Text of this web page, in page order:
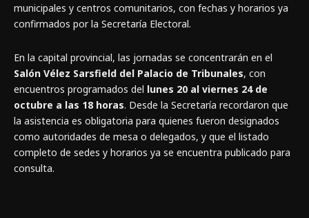
municipales y centros comunitarios, con fechas y horarios ya
confirmados por la Secretaría Electoral.
En la capital provincial, las jornadas se concentrarán en el
Salón Vélez Sarsfield del Palacio de Tribunales, con
encuentros programados del lunes 20 al viernes 24 de
octubre a las 18 horas. Desde la Secretaría recordaron que
la asistencia es obligatoria para quienes fueron designados
como autoridades de mesa o delegados, y que el listado
completo de sedes y horarios ya se encuentra publicado para
consulta.